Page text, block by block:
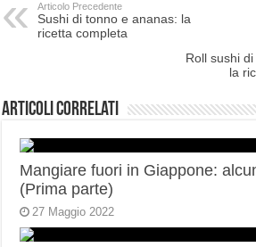
Articolo Precedente
Sushi di tonno e ananas: la
ricetta completa
Roll sushi
la
Articoli correlati
Mangiare fuori in Giappone:
(Prima parte)
27 Maggio 2022